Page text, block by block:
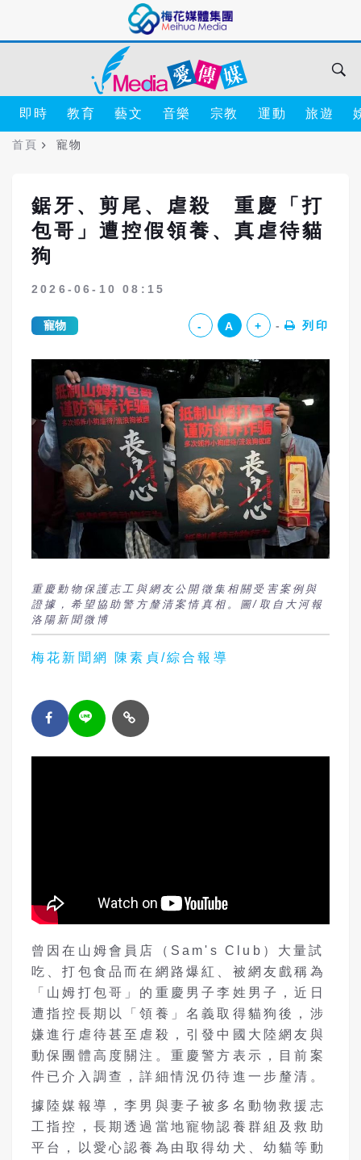
即時 教育 藝文 音樂 宗教 運動 旅遊
首頁 寵物
鋸牙、剪尾、虐殺 重慶「打
包哥」遭控假領養、真虐待貓
狗
2026-06-10 08:15
寵物 - A + 列印
重慶動物保護志工與網友公開徵集相關受害案例與
證據，希望協助警方釐清案情真相。圖/取自大河報
洛陽新聞微博
梅花新聞網 陳素貞/綜合報導
曾因在山姆會員店（Sam's Club）大量試
吃、打包食品而在網路爆紅、被網友戲稱為
「山姆打包哥」的重慶男子李姓男子，近日
遭指控長期以「領養」名義取得貓狗後，涉
嫌進行虐待甚至虐殺，引發中國大陸網友與
動保團體高度關注。重慶警方表示，目前案
件已介入調查，詳細情況仍待進一步釐清。
據陸媒報導，李男與妻子被多名動物救援志
工指控，長期透過當地寵物認養群組及救助
平台，以愛心認養為由取得幼犬、幼貓等動